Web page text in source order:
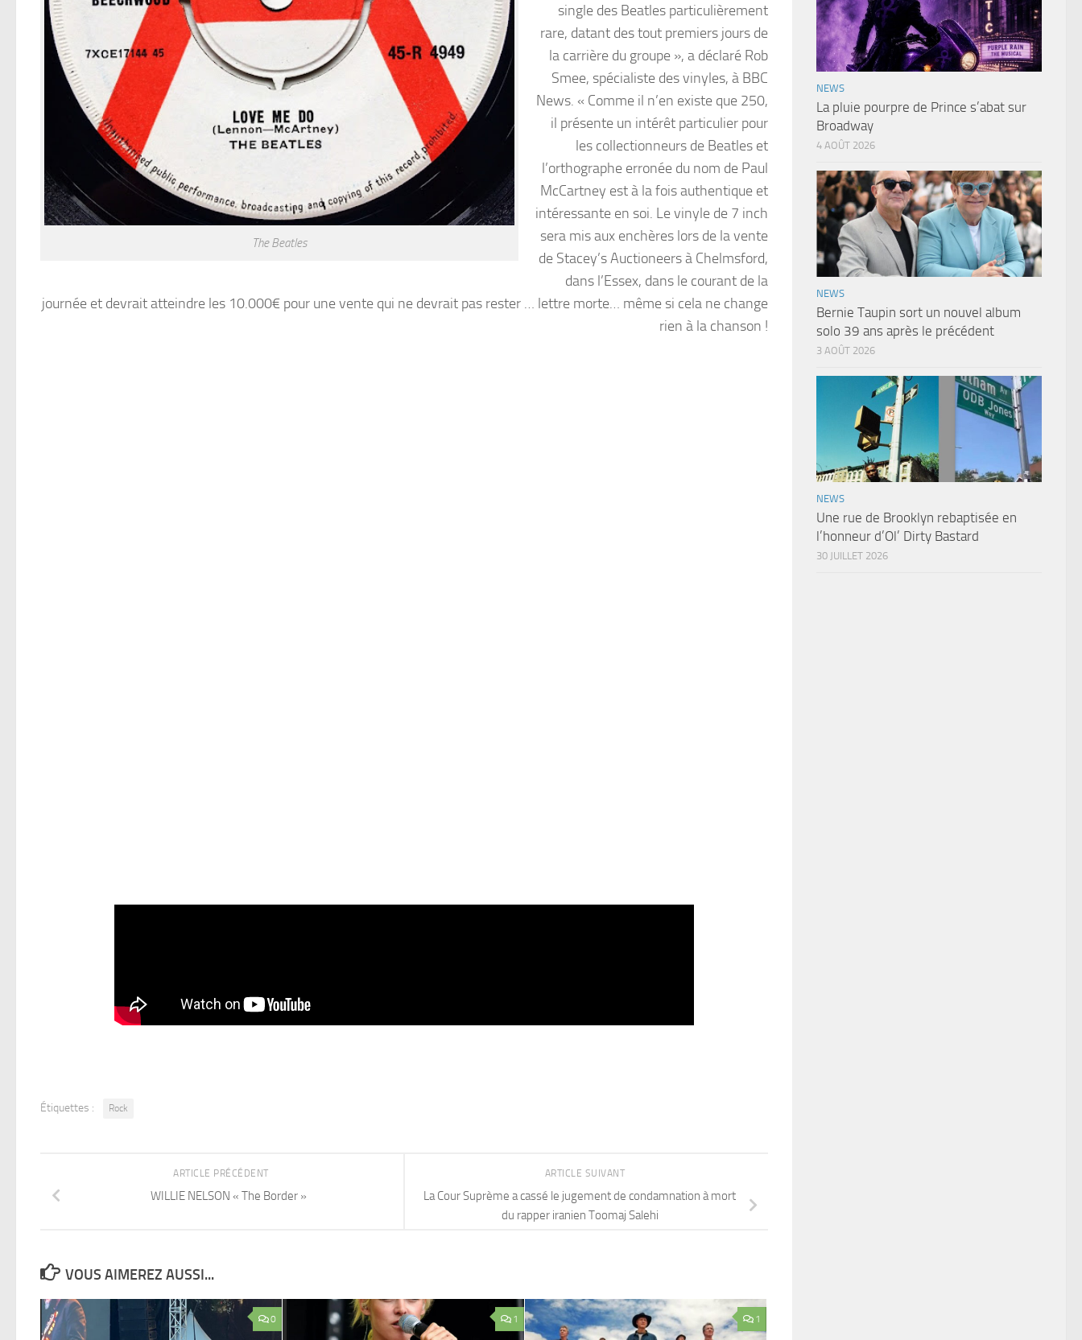
The Beatles
single des Beatles particulièrement
rare, datant des tout premiers jours de
la carrière du groupe », a déclaré Rob
Smee, spécialiste des vinyles, à BBC
News. « Comme il n’en existe que 250,
il présente un intérêt particulier pour
les collectionneurs de Beatles et
l’orthographe erronée du nom de Paul
McCartney est à la fois authentique et
intéressante en soi. Le vinyle de 7 inch
sera mis aux enchères lors de la vente
de Stacey’s Auctioneers à Chelmsford,
dans l’Essex, dans le courant de la
journée et devrait atteindre les 10.000€ pour une vente qui ne devrait pas rester … lettre morte… même si cela ne change
rien à la chanson !
Étiquettes : Rock
ARTICLE SUIVANT
La Cour Suprème a cassé le jugement de condamnation à mort
du rapper iranien Toomaj Salehi
ARTICLE PRÉCÉDENT
WILLIE NELSON « The Border »
VOUS AIMEREZ AUSSI...
0 1 1
NEWS
La pluie pourpre de Prince s’abat sur
Broadway
4 AOÛT 2026
NEWS
Bernie Taupin sort un nouvel album
solo 39 ans après le précédent
3 AOÛT 2026
NEWS
Une rue de Brooklyn rebaptisée en
l’honneur d’Ol’ Dirty Bastard
30 JUILLET 2026